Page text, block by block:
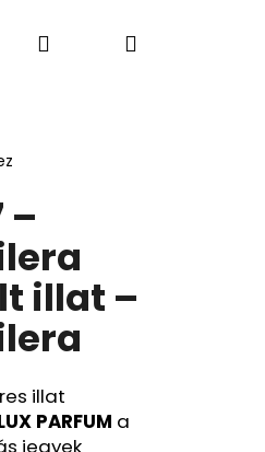
A BLOG
Bejelentkezés
Kosár
–
illat –
illat
PARFUM a
jegyek
Következő